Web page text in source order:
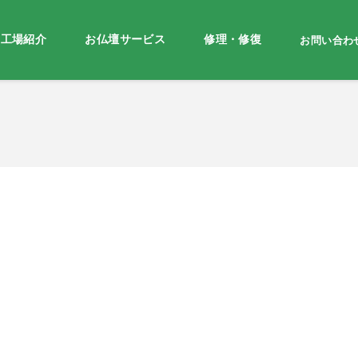
場紹介 お仏壇サービス 修理・修復 お問い合わ